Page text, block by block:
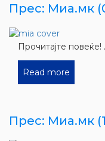
Прес: Миа.мк
Прочитајте повеќе!
Read more
Прес: Миа.мк